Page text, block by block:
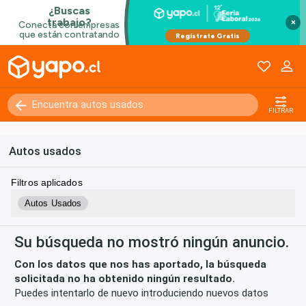
×
FILTRAR
Autos usados
Filtros aplicados
Autos Usados
Su búsqueda no mostró ningún anuncio.
Con los datos que nos has aportado, la búsqueda
solicitada no ha obtenido ningún resultado.
Puedes intentarlo de nuevo introduciendo nuevos datos
Kilómetros 0 - 250000+